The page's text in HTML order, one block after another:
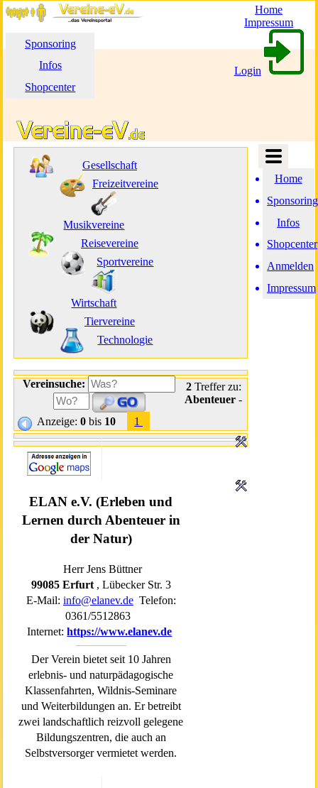
Home
Impressum
Login
Sponsoring
Infos
Shopcenter
Home
Sponsoring
Infos
Shopcenter
Anmelden
Impressum
Gesellschaft
Freizeitvereine
Musikvereine
Reisevereine
Sportvereine
Wirtschaft
Tiervereine
Technologie
Vereinsuche: 2Treffer zu:
Abenteuer-
Anzeige:0 bis 10 1
ELAN e.V. (Erleben und
Lernen durch Abenteuer in
der Natur)
Herr Jens Büttner
99085 Erfurt , Lübecker Str. 3
E-Mail: info@elanev.deTelefon:
0361/5512863
Internet:https://www.elanev.de
Der Verein bietet seit 10 Jahren
erlebnis- und naturpädagogische
Klassenfahrten, Wildnis-Seminare
und Weiterbildungen an. Er betreibt
zwei landschaftlich reizvoll gelegene
Bildungszentren, die auch an
Selbstversorger vermietet werden.